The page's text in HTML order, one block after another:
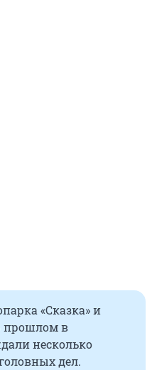
«Сказка» и
прошлом в
несколько
дел.